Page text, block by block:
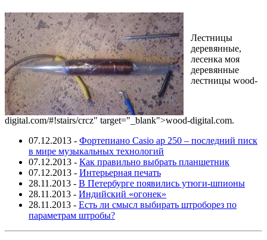
Лестницы
деревянные,
лесенка моя
деревянные
лестницы wood-
digital.com/#!stairs/crcz" target="_blank">wood-digital.com.
07.12.2013 - Фортепиано Casio ap 250 – последний писк
в мире музыкальных технологий
07.12.2013 - Как правильно выбрать планшетник
07.12.2013 - Интерьерная печать
28.11.2013 - В Петербурге появились утюги-шпионы
28.11.2013 - Индийский «огонек»
28.11.2013 - Есть ли смысл выбирать штроборез по
параметрам штробы?